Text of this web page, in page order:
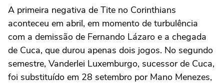
A primeira negativa de Tite no Corinthians
aconteceu em abril, em momento de turbulência
com a demissão de Fernando Lázaro e a chegada
de Cuca, que durou apenas dois jogos. No segundo
semestre, Vanderlei Luxemburgo, sucessor de Cuca,
foi substituído em 28 setembro por Mano Menezes,